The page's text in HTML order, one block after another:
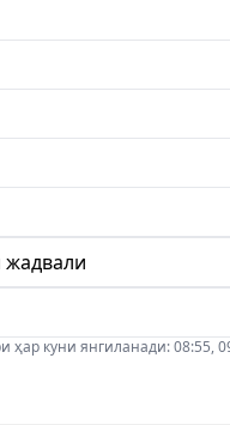
жадвали
ҳар куни янгиланади: 08:55,